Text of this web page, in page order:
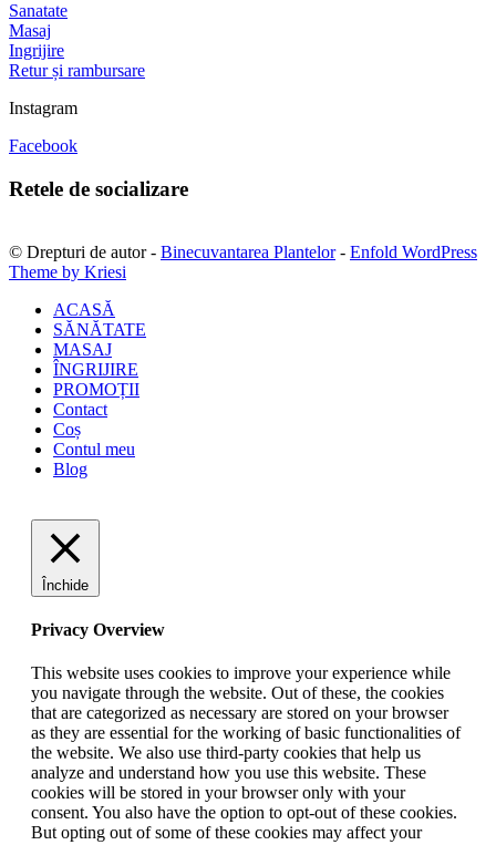
Sanatate
Masaj
Ingrijire
Retur și rambursare
Instagram
Facebook
Retele de socializare
© Drepturi de autor - Binecuvantarea Plantelor- Enfold WordPress
Theme by Kriesi
ACASĂ
SĂNĂTATE
MASAJ
ÎNGRIJIRE
PROMOȚII
Contact
Coș
Contul meu
Blog
Închide
Privacy Overview
This website uses cookies to improve your experience while
you navigate through the website. Out of these, the cookies
that are categorized as necessary are stored on your browser
as they are essential for the working of basic functionalities of
the website. We also use third-party cookies that help us
analyze and understand how you use this website. These
cookies will be stored in your browser only with your
consent. You also have the option to opt-out of these cookies.
But opting out of some of these cookies may affect your